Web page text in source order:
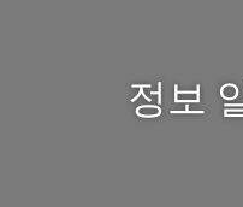
정보